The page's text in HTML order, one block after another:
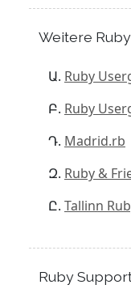
Weitere
Ruby
Ruby
Madrid.rb
Ruby &
Tallinn
Ruby